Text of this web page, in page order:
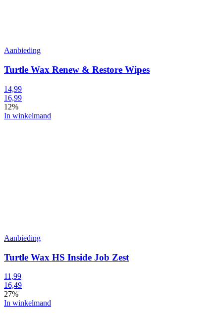
Aanbieding
Turtle Wax Renew & Restore Wipes
14,99
16,99
12%
In winkelmand
Aanbieding
Turtle Wax HS Inside Job Zest
11,99
16,49
27%
In winkelmand